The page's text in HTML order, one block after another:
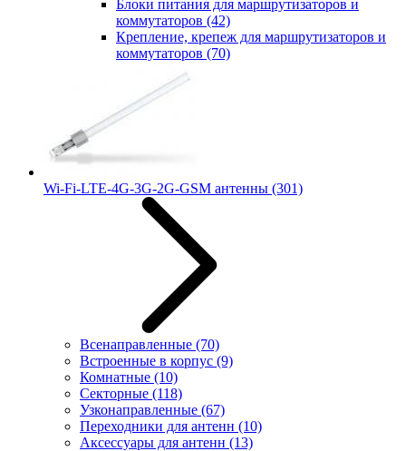
Блоки питания для маршрутизаторов и
коммутаторов (42)
Крепление, крепеж для маршрутизаторов и
коммутаторов (70)
Wi-Fi-LTE-4G-3G-2G-GSM антенны (301)
Всенаправленные (70)
Встроенные в корпус (9)
Комнатные (10)
Секторные (118)
Узконаправленные (67)
Переходники для антенн (10)
Аксессуары для антенн (13)